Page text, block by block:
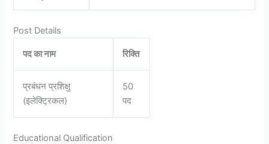
Post Details
पद का नाम रिक्ति
प्रबंधन प्रशिक्षु
(इलेक्ट्रिकल)
50
पद
Educational Qualification